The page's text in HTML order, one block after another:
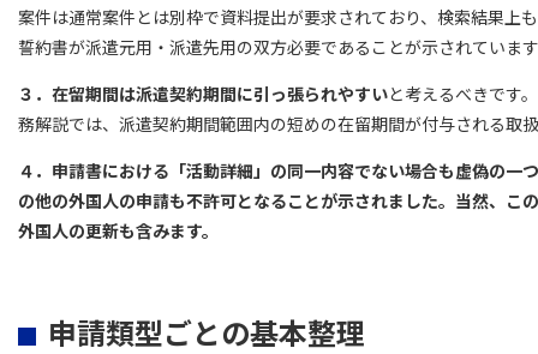
案件は通常案件とは別枠で資料提出が要求されており、検索結果上
誓約書が派遣元用・派遣先用の双方必要であることが示されていま
３．在留期間は派遣契約期間に引っ張られやすいと考えるべきです
務解説では、派遣契約期間範囲内の短めの在留期間が付与される取
４．申請書における「活動詳細」の同一内容でない場合も虚偽の一
の他の外国人の申請も不許可となることが示されました。当然、こ
外国人の更新も含みます。
申請類型ごとの基本整理